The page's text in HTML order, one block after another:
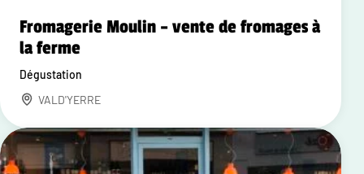
Fromagerie Moulin – vente de fromages à
la ferme
Dégustation
VALD'YERRE